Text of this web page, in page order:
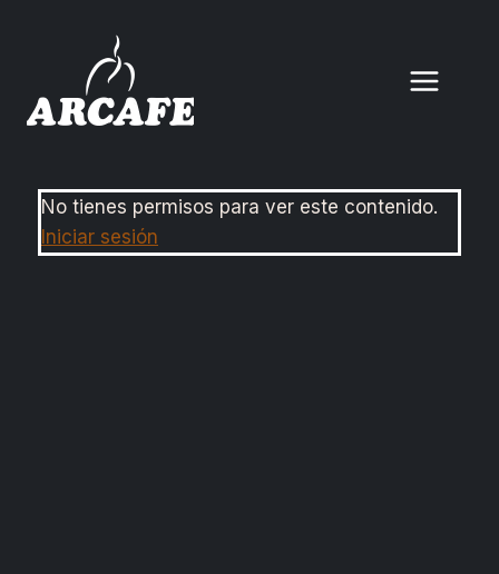
No tienes permisos para ver este contenido.
Iniciar sesión